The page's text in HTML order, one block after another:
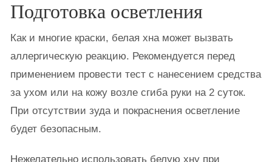
Подготовка осветления
Как и многие краски, белая хна может вызвать
аллергическую реакцию. Рекомендуется перед
применением провести тест с нанесением средства
за ухом или на кожу возле сгиба руки на 2 суток.
При отсутствии зуда и покраснения осветление
будет безопасным.
Нежелательно использовать белую хну при